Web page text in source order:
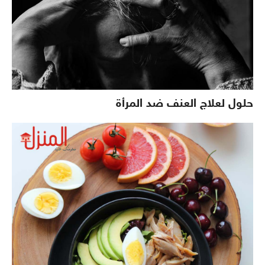
حلول لعلاج العنف ضد المرأة